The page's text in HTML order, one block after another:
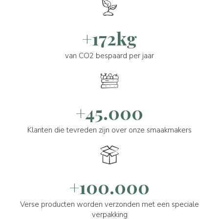
+172kg
van CO2 bespaard per jaar
+45.000
Klanten die tevreden zijn over onze smaakmakers
+100.000
Verse producten worden verzonden met een speciale
verpakking